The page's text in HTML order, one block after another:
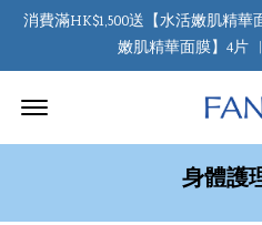
消費滿HK$1,500送【水活嫩肌精華
嫩肌精華面膜】4片
身體護